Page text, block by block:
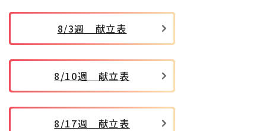
8/3週 献立表
8/10週 献立表
8/17週 献立表